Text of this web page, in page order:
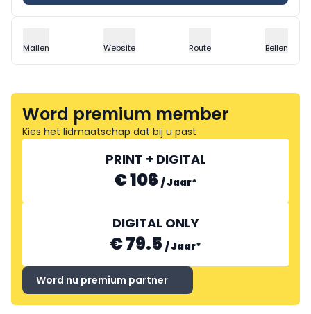
Mailen Website Route Bellen
Word premium member
Kies het lidmaatschap dat bij u past
PRINT + DIGITAL
€ 106 /Jaar*
DIGITAL ONLY
€ 79.5 /Jaar*
Word nu premium partner